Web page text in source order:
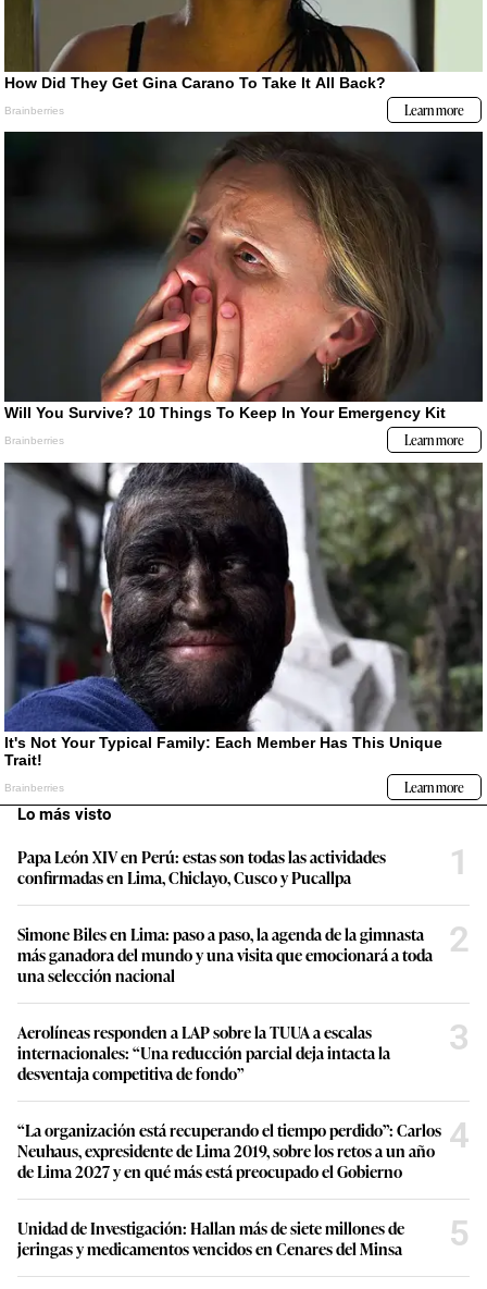
Lo más visto
Papa León XIV en Perú: estas son todas las actividades
confirmadas en Lima, Chiclayo, Cusco y Pucallpa
1
Simone Biles en Lima: paso a paso, la agenda de la gimnasta
más ganadora del mundo y una visita que emocionará a toda
una selección nacional
2
Aerolíneas responden a LAP sobre la TUUA a escalas
internacionales: “Una reducción parcial deja intacta la
desventaja competitiva de fondo”
3
“La organización está recuperando el tiempo perdido”: Carlos
Neuhaus, expresidente de Lima 2019, sobre los retos a un año
de Lima 2027 y en qué más está preocupado el Gobierno
4
Unidad de Investigación: Hallan más de siete millones de
jeringas y medicamentos vencidos en Cenares del Minsa
5